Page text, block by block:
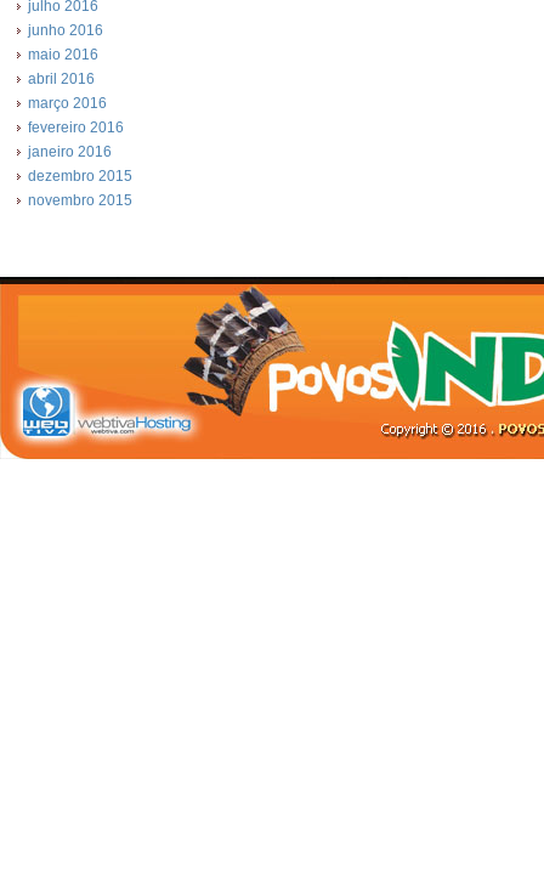
julho 2016
junho 2016
maio 2016
abril 2016
março 2016
fevereiro 2016
janeiro 2016
dezembro 2015
novembro 2015